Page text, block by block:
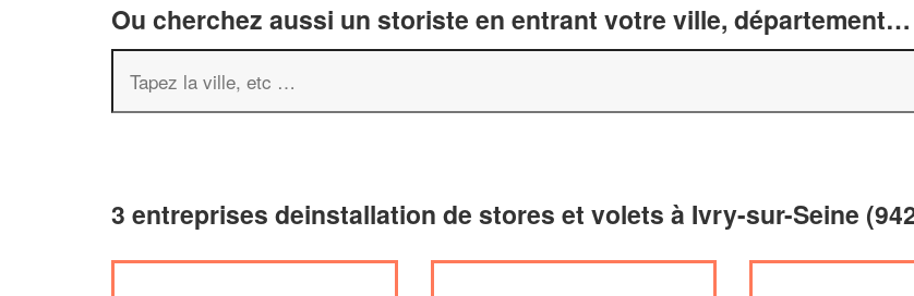
Ou cherchez aussi un storiste en entrant votre ville,
3 entreprises deinstallation de stores et volets à Ivry-sur-Seine